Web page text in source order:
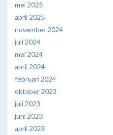
mei 2025
april 2025
november 2024
juli 2024
mei 2024
april 2024
februari 2024
oktober 2023
juli 2023
juni 2023
april 2023